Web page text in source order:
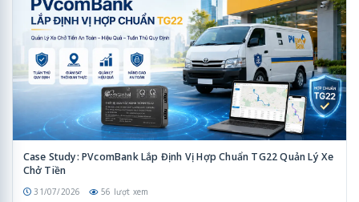
Case Study: PVcomBank Lắp Định Vị Hợp Chuẩn TG22 Quản Lý Xe
Chở Tiền
31/07/2026 56 lượt xem